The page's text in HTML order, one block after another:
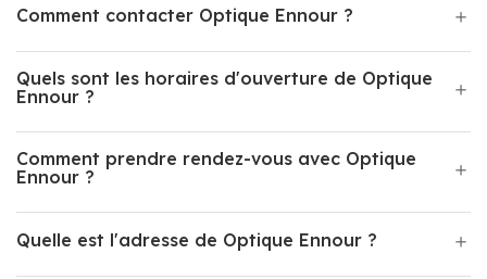
Comment contacter Optique Ennour ?
Quels sont les horaires d'ouverture de Optique
Ennour ?
Comment prendre rendez-vous avec Optique
Ennour ?
Quelle est l'adresse de Optique Ennour ?